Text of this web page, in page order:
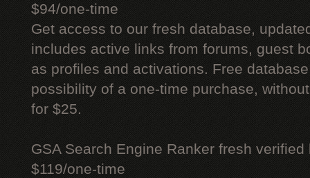
$94/one-time
Get access to our fresh database,
includes active links from forums, guest
as profiles and activations. Free
possibility of a one-time purchase,
for $25.
GSA Search Engine Ranker fresh verified
$119/one-time